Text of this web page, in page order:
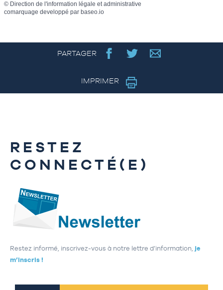
© Direction de l'information légale et administrative
comarquage developpé par baseo.io
PARTAGER
IMPRIMER
RESTEZ
CONNECTÉ(E)
Restez informé, inscrivez-vous à notre lettre d’information, je
m’inscris !